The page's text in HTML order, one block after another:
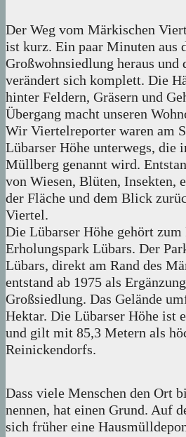
Der Weg vom Märkischen
ist kurz. Ein paar Minuten aus
Großwohnsiedlung heraus und
verändert sich komplett. Die
hinter Feldern, Gräsern und
Übergang macht unseren
Wir Viertelreporter waren am
Lübarser Höhe unterwegs, die
Müllberg genannt wird.
von Wiesen, Blüten, Insekten,
der Fläche und dem Blick
Viertel.
Die Lübarser Höhe gehört
Erholungspark Lübars. Der
Lübars, direkt am Rand des
entstand ab 1975 als
Großsiedlung. Das Gelände
Hektar. Die Lübarser Höhe ist
und gilt mit 85,3 Metern als
Reinickendorfs.
Dass viele Menschen den Ort
nennen, hat einen Grund. Auf
sich früher eine